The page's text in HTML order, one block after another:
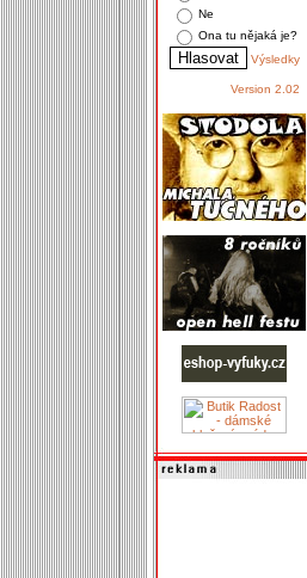
Ne
Ona tu nějaká je?
Výsledky
Version 2.02